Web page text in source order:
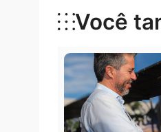
Categorias
Rondônia